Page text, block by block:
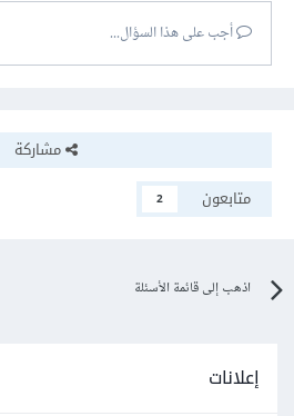
أجب على هذا السؤال...
مشاركة
متابعون
2
اذهب إلى قائمة الأسئلة
إعلانات